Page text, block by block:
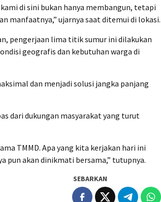
di sini bukan hanya membangun, tetapi
manfaatnya,” ujarnya saat ditemui di lokasi.
pengerjaan lima titik sumur ini dilakukan
geografis dan kebutuhan warga di
dan menjadi solusi jangka panjang
dari dukungan masyarakat yang turut
TMMD. Apa yang kita kerjakan hari ini
pun akan dinikmati bersama,” tutupnya.
SEBARKAN